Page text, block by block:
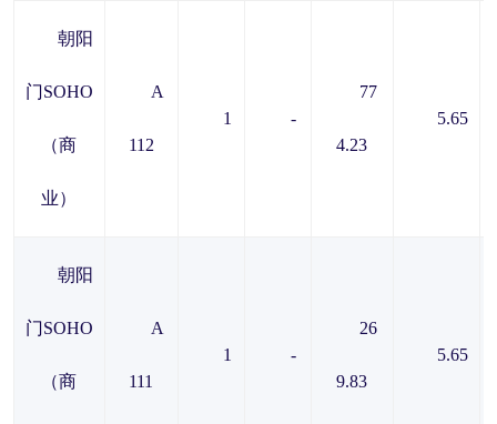
朝阳
门SOHO
（商
业）
A
112
1 -
77
4.23
5.65
朝阳
门SOHO
（商
A
111
1 -
26
9.83
5.65